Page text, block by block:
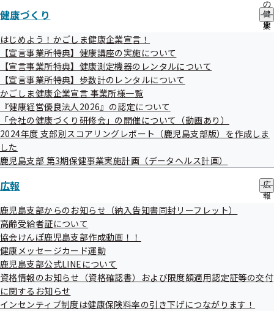
ュ
の
ご
案
健康づくり
健
康
ー
はじめよう！かごしま健康企業宣言！
【宣言事業所特典】健康講座の実施について
【宣言事業所特典】健康測定機器のレンタルについて
【宣言事業所特典】歩数計のレンタルについて
かごしま健康企業宣言 事業所様一覧
『健康経営優良法人2026』の認定について
「会社の健康づくり研修会」の開催について（動画あり）
2024年度 支部別スコアリングレポート（鹿児島支部版）を作成しま
した
鹿児島支部 第3期保健事業実施計画（データヘルス計画）
広報
広
報
ー
鹿児島支部からのお知らせ（納入告知書同封リーフレット）
高齢受給者証について
協会けんぽ鹿児島支部作成動画！！
健康メッセージカード運動
鹿児島支部公式LINEについて
資格情報のお知らせ（資格確認書）および限度額適用認定証等の交付
に関するお知らせ
インセンティブ制度は健康保険料率の引き下げにつながります！